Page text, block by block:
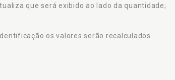
que será exibido ao lado da quantidade;
os valores serão recalculados.